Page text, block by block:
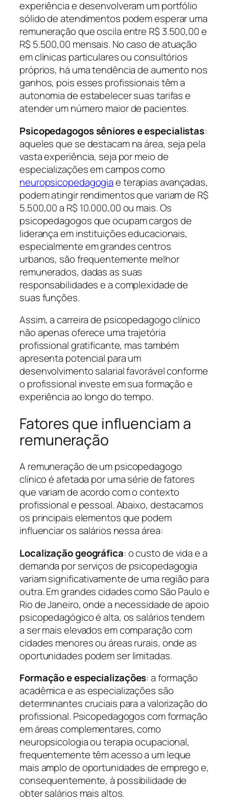
experiência e desenvolveram um portfólio
sólido de atendimentos podem esperar uma
remuneração que oscila entre R$ 3.500,00 e
R$ 5.500,00 mensais. No caso de atuação
em clínicas particulares ou consultórios
próprios, há uma tendência de aumento nos
ganhos, pois esses profissionais têm a
autonomia de estabelecer suas tarifas e
atender um número maior de pacientes.
Psicopedagogos sêniores e especialistas:
aqueles que se destacam na área, seja pela
vasta experiência, seja por meio de
especializações em campos como
neuropsicopedagogiae terapias avançadas,
podem atingir rendimentos que variam de R$
5.500,00 a R$ 10.000,00 ou mais. Os
psicopedagogos que ocupam cargos de
liderança em instituições educacionais,
especialmente em grandes centros
urbanos, são frequentemente melhor
remunerados, dadas as suas
responsabilidades e a complexidade de
suas funções.
Assim, a carreira de psicopedagogo clínico
não apenas oferece uma trajetória
profissional gratificante, mas também
apresenta potencial para um
desenvolvimento salarial favorável conforme
o profissional investe em sua formação e
experiência ao longo do tempo.
Fatores que influenciam a
remuneração
A remuneração de um psicopedagogo
clínico é afetada por uma série de fatores
que variam de acordo com o contexto
profissional e pessoal. Abaixo, destacamos
os principais elementos que podem
influenciar os salários nessa área:
Localização geográfica: o custo de vida e a
demanda por serviços de psicopedagogia
variam significativamente de uma região para
outra. Em grandes cidades como São Paulo e
Rio de Janeiro, onde a necessidade de apoio
psicopedagógico é alta, os salários tendem
a ser mais elevados em comparação com
cidades menores ou áreas rurais, onde as
oportunidades podem ser limitadas.
Formação e especializações: a formação
acadêmica e as especializações são
determinantes cruciais para a valorização do
profissional. Psicopedagogos com formação
em áreas complementares, como
neuropsicologia ou terapia ocupacional,
frequentemente têm acesso a um leque
mais amplo de oportunidades de emprego e,
consequentemente, à possibilidade de
obter salários mais altos.